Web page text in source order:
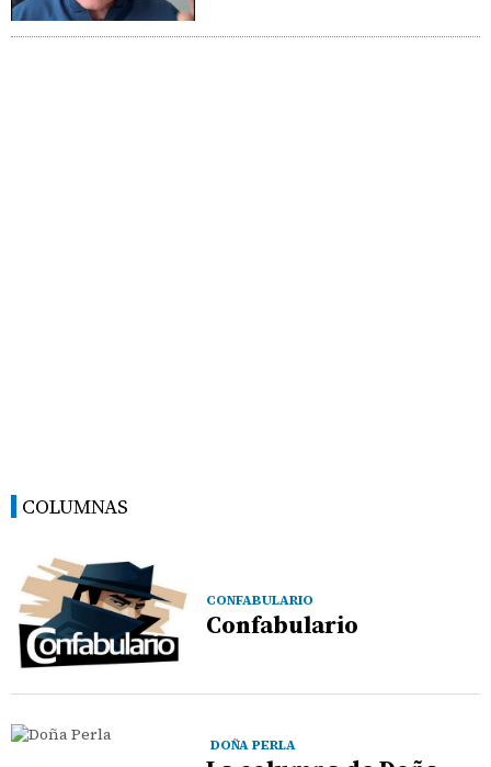
COLUMNAS
CONFABULARIO
Confabulario
DOÑA PERLA